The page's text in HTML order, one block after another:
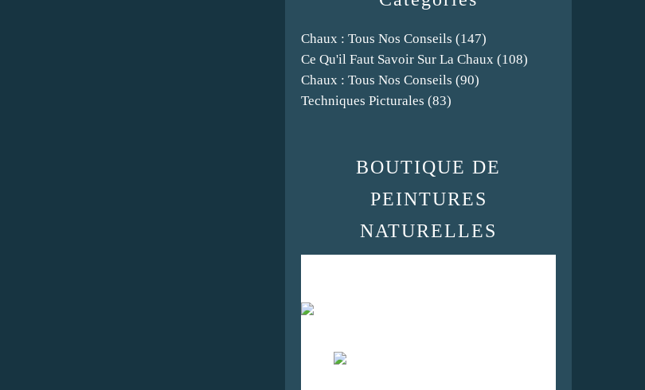
Chaux : Tous Nos Conseils (147)
Ce Qu'il Faut Savoir Sur La Chaux (108)
Chaux : Tous Nos Conseils (90)
Techniques Picturales (83)
BOUTIQUE DE
PEINTURES
NATURELLES